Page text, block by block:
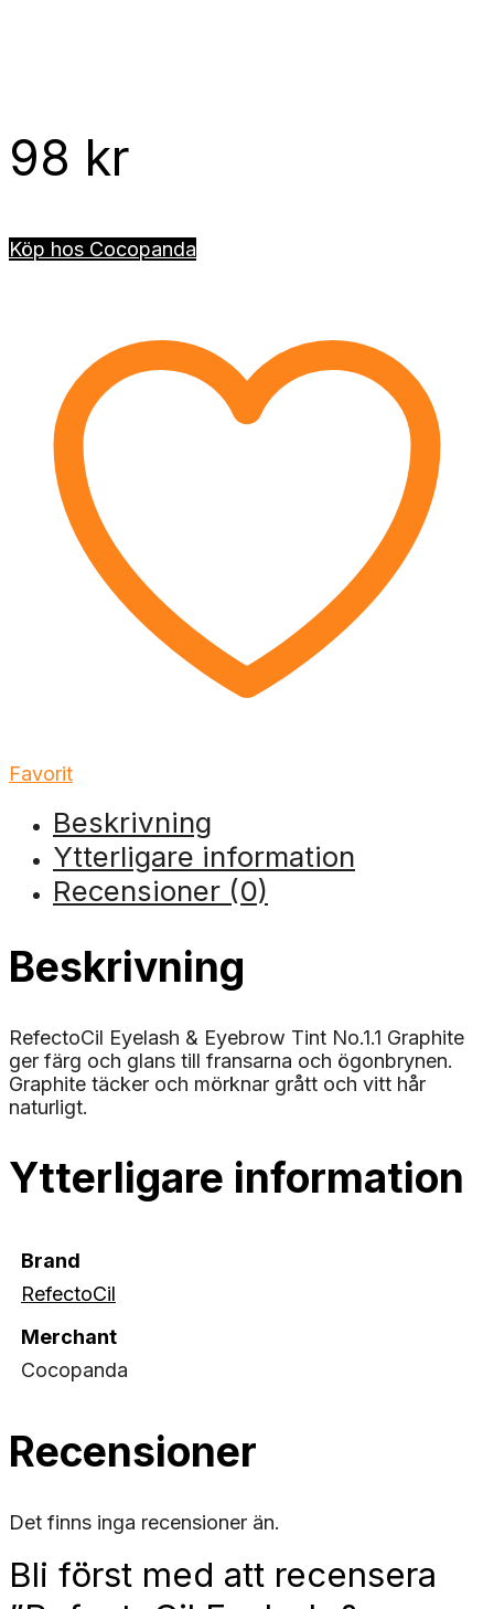
98 kr
Köp hos Cocopanda
Favorit
Beskrivning
Ytterligare information
Recensioner (0)
Beskrivning
RefectoCil Eyelash & Eyebrow Tint No.1.1 Graphite
ger färg och glans till fransarna och ögonbrynen.
Graphite täcker och mörknar grått och vitt hår
naturligt.
Ytterligare information
Brand
RefectoCil
Merchant
Cocopanda
Recensioner
Det finns inga recensioner än.
Bli först med att recensera